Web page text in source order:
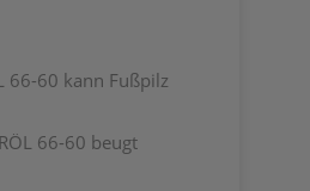
66-60 kann Fußpilz
66-60 beugt